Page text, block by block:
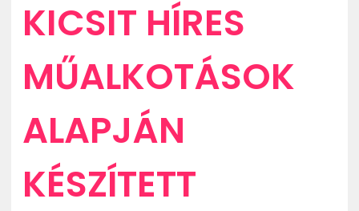
KICSIT HÍRES
MŰALKOTÁSOK
ALAPJÁN
KÉSZÍTETT